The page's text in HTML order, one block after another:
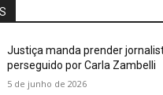
Justiça manda prender
perseguido por Carla Zambelli
5 de junho de 2026